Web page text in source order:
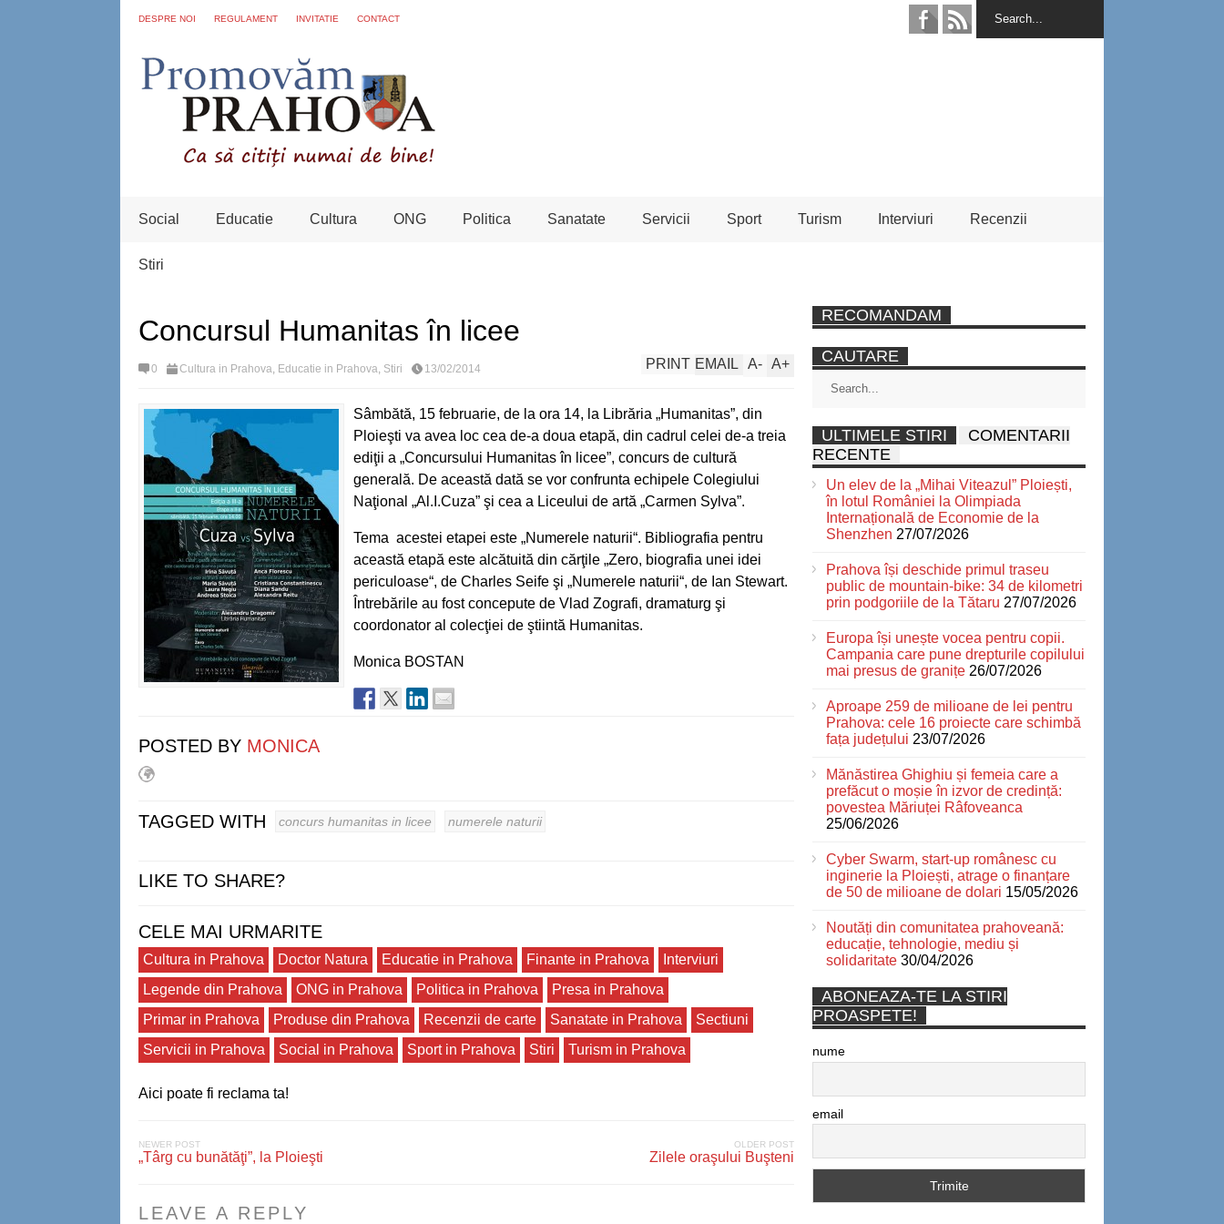
DESPRE NOI REGULAMENT INVITATIE CONTACT
Social Educatie Cultura ONG Politica Sanatate Servicii Sport Turism Interviuri Recenzii
Stiri
Concursul Humanitas în licee
0 Cultura in Prahova, Educatie in Prahova, Stiri 13/02/2014 A+
A-
EMAIL
PRINT
Sâmbătă, 15 februarie, de la ora 14, la Librăria „Humanitas”, din
Ploieşti va avea loc cea de-a doua etapă, din cadrul celei de-a treia
ediţii a „Concursului Humanitas în licee”, concurs de cultură
generală. De această dată se vor confrunta echipele Colegiului
Naţional „Al.I.Cuza” şi cea a Liceului de artă „Carmen Sylva”.
Tema acestei etapei este „Numerele naturii“. Bibliografia pentru
această etapă este alcătuită din cărţile „Zero, biografia unei idei
periculoase“, de Charles Seife şi „Numerele naturii“, de Ian Stewart.
Întrebările au fost concepute de Vlad Zografi, dramaturg şi
coordonator al colecţiei de ştiintă Humanitas.
Monica BOSTAN
POSTED BY MONICA
TAGGED WITH concurs humanitas in licee numerele naturii
LIKE TO SHARE?
CELE MAI URMARITE
Cultura in Prahova Doctor Natura Educatie in Prahova Finante in Prahova
Interviuri
Legende din Prahova
ONG in Prahova Politica in Prahova
Presa in Prahova
Primar in Prahova
Produse din Prahova Recenzii de carte Sanatate in Prahova
Sectiuni
Servicii in Prahova
Social in Prahova Sport in Prahova Stiri Turism in Prahova
Aici poate fi reclama ta!
NEWER POST
„Târg cu bunătăţi”, la Ploieşti
OLDER POST
Zilele oraşului Buşteni
LEAVE A REPLY
RECOMANDAM
CAUTARE
ULTIMELE STIRI
COMENTARII
RECENTE
Un elev de la „Mihai Viteazul” Ploiești,
în lotul României la Olimpiada
Internațională de Economie de la
Shenzhen 27/07/2026
Prahova își deschide primul traseu
public de mountain-bike: 34 de kilometri
prin podgoriile de la Tătaru 27/07/2026
Europa își unește vocea pentru copii.
Campania care pune drepturile copilului
mai presus de granițe 26/07/2026
Aproape 259 de milioane de lei pentru
Prahova: cele 16 proiecte care schimbă
fața județului 23/07/2026
Mănăstirea Ghighiu și femeia care a
prefăcut o moșie în izvor de credință:
povestea Măriuței Râfoveanca
25/06/2026
Cyber Swarm, start-up românesc cu
inginerie la Ploiești, atrage o finanțare
de 50 de milioane de dolari 15/05/2026
Noutăți din comunitatea prahoveană:
educație, tehnologie, mediu și
solidaritate 30/04/2026
ABONEAZA-TE LA STIRI
PROASPETE!
nume
email